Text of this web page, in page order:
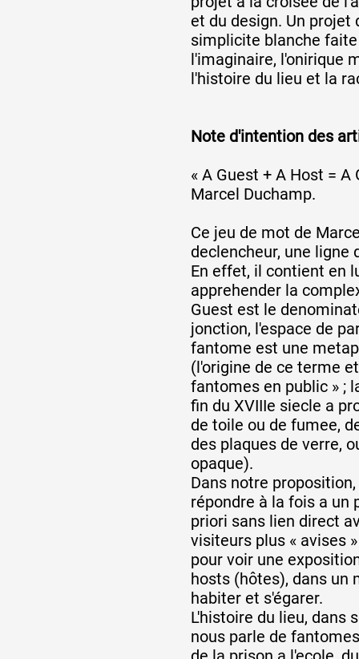
et du design. Un projet
simplicite blanche
l'imaginaire, l'onirique
l'histoire du lieu et la
Note d'intention des
« A Guest + A Host = A
Marcel Duchamp.
Ce jeu de mot de
declencheur, une
En effet, il contient en
apprehender la
Guest est le
jonction, l'espace de
fantome est une
(l'origine de ce terme
fantomes en public » ;
fin du XVIIIe siecle a
de toile ou de fumee,
des plaques de verre,
opaque).
Dans notre
répondre à la fois a un
priori sans lien direct
visiteurs plus « avises
pour voir une
hosts (hôtes), dans un
habiter et s'égarer.
L'histoire du lieu, dans
nous parle de